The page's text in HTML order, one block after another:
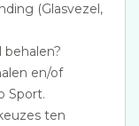
(Glasvezel,
behalen?
en/of
Sport.
ten